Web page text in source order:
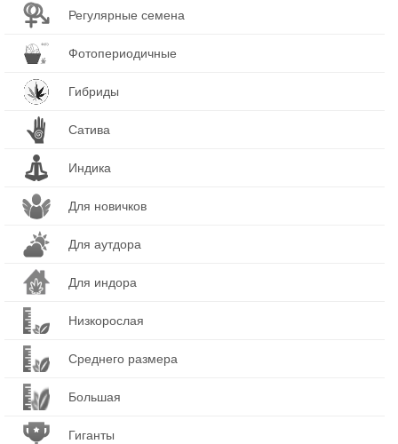
Регулярные семена
Фотопериодичные
Гибриды
Сатива
Индика
Для новичков
Для аутдора
Для индора
Низкорослая
Среднего размера
Большая
Гиганты